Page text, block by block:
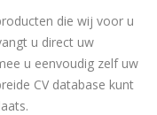
die wij voor u
u direct uw
u eenvoudig zelf uw
CV database kunt